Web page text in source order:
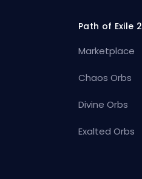
Path of Exile 2
Marketplace
Chaos Orbs
Divine Orbs
Exalted Orbs